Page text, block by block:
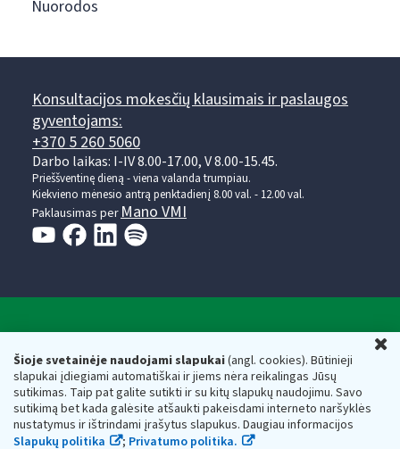
Šioje svetainėje naudojami slapukai(angl. cookies). Būtinieji
slapukai įdiegiami automatiškai ir jiems nėra reikalingas Jūsų
sutikimas. Taip pat galite sutikti ir su kitų slapukų naudojimu. Savo
sutikimą bet kada galėsite atšaukti pakeisdami interneto naršyklės
nustatymus ir ištrindami įrašytus slapukus. Daugiau informacijos
Slapukų politika
; Privatumo politika.
Nuorodos
Konsultacijos mokesčių klausimais ir paslaugos
gyventojams:
+370 5 260 5060
Darbo laikas: I-IV 8.00-17.00, V 8.00-15.45.
Prieššventinę dieną - viena valanda trumpiau.
Kiekvieno mėnesio antrą penktadienį 8.00 val. - 12.00 val.
Paklausimas per Mano VMI
Respublikos finansų ministerijos
Biudžetinė įstaiga. Juridinio asmens kodas — 188659752,
adresas: Vasario 16-osios g. 14, 01107 Vilnius, Lietuva, el.paštas:
vmi@vmi.lt, E. pristatymo dėžutės adresas 188659752
Duomenys apie Valstybinę mokesčių inspekciją prie Lietuvos